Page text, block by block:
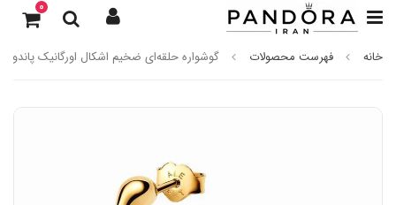
0
خانه فهرست محصولات گوشواره حلقه‌ای ضخیم اشکال اورگانیک پاندورا